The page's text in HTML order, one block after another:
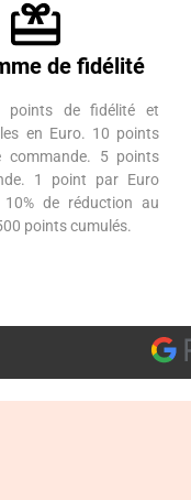
de fidélité
points de fidélité et
en Euro. 10 points
commande. 5 points
1 point par Euro
10% de réduction au
points cumulés.